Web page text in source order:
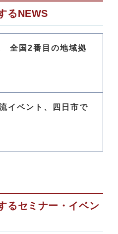
るNEWS
全国2番目の地域拠
イベント、四日市で
るセミナー・イベン